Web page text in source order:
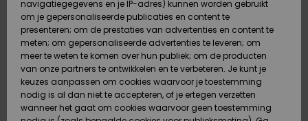
Surf /
Water
Snow
Surf /
Water
Sneeuw
Snow
Community
SNOW
Snow Shop
Highlights
Gemeenschap
SALE ON
SALE
OUTLET
Regio- En
Giftcard
Quiksilver
Freedom
Gegevensbescherming
navigatiegegevens en je IP-adres) kunnen worden gebruikt
om je gepersonaliseerde publicaties en content te
presenteren; om de prestaties van advertenties en content te
meten; om gepersonaliseerde advertenties te leveren; om
meer te weten te komen over hun publiek; om de producten
van onze partners te ontwikkelen en te verbeteren. Je kunt je
keuzes aanpassen om cookies waarvoor je toestemming
nodig is al dan niet te accepteren, of je ertegen verzetten
wanneer het gaat om cookies waarvoor geen toestemming